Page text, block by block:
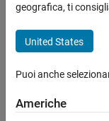
geografica, ti
United States
Puoi anche
Americhe